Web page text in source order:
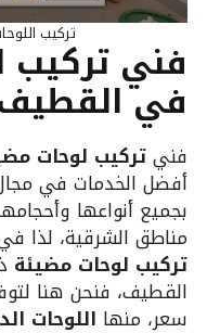
تركيب
فني تركيب
في
فنيتركيب لوحات
أفضل الخدمات في
بجميع أنواعها
مناطق الشرقية، لذا
تركيب لوحات مضيئة
القطيف، فنحن هنا
سعر، منها اللوحات